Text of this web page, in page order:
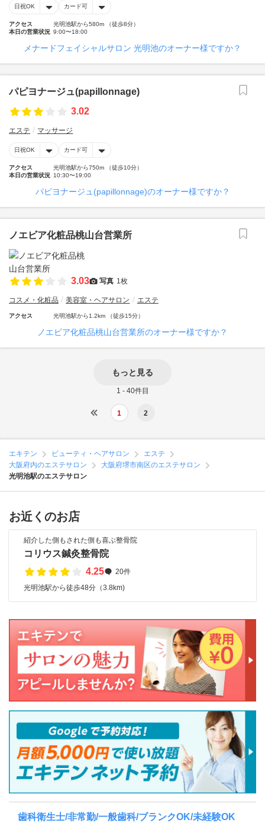
日祝OK カード可
アクセス
光明池駅から580m （徒歩8分）
本日の営業状況 9:00〜18:00
メナードフェイシャルサロン 光明池のオーナー様ですか？
パピヨナージュ(papillonnage)
3.02
エステ マッサージ
日祝OK カード可
アクセス
光明池駅から750m （徒歩10分）
本日の営業状況 10:30〜19:00
パピヨナージュ(papillonnage)のオーナー様ですか？
ノエビア化粧品桃山台営業所
3.03 写真 1枚
コスメ・化粧品 美容室・ヘアサロン エステ
アクセス 光明池駅から1.2km （徒歩15分）
ノエビア化粧品桃山台営業所のオーナー様ですか？
もっと見る
1 - 40件目
1 2
エキテン ビューティ・ヘアサロン
エステ
大阪府内のエステサロン
大阪府堺市南区のエステサロン
光明池駅のエステサロン
お近くのお店
紹介した側もされた側も喜ぶ整骨院
コリウス鍼灸整骨院
4.25
20件
光明池駅から徒歩48分（3.8km)
歯科衛生士/非常勤/一般歯科/ブランクOK/未経験OK